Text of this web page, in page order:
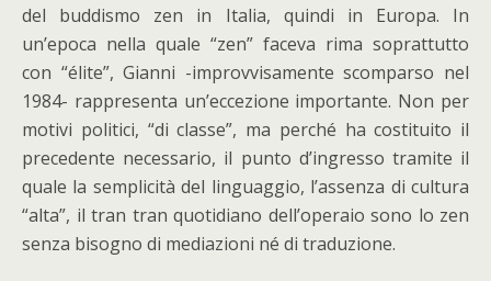
del buddismo zen in Italia, quindi in Europa. In
un’epoca nella quale “zen” faceva rima soprattutto
con “élite”, Gianni -improvvisamente scomparso nel
1984- rappresenta un’eccezione importante. Non per
motivi politici, “di classe”, ma perché ha costituito il
precedente necessario, il punto d’ingresso tramite il
quale la semplicità del linguaggio, l’assenza di cultura
“alta”, il tran tran quotidiano dell’operaio sono lo zen
senza bisogno di mediazioni né di traduzione.